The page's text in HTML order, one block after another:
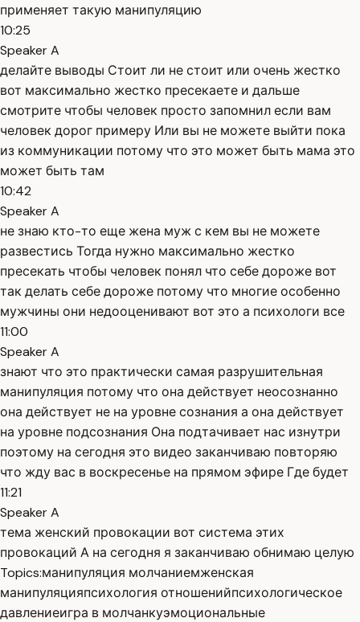
применяет такую манипуляцию
10:25
Speaker A
делайте выводы Стоит ли не стоит или очень жестко
вот максимально жестко пресекаете и дальше
смотрите чтобы человек просто запомнил если вам
человек дорог примеру Или вы не можете выйти пока
из коммуникации потому что это может быть мама это
может быть там
10:42
Speaker A
не знаю кто-то еще жена муж с кем вы не можете
развестись Тогда нужно максимально жестко
пресекать чтобы человек понял что себе дороже вот
так делать себе дороже потому что многие особенно
мужчины они недооценивают вот это а психологи все
11:00
Speaker A
знают что это практически самая разрушительная
манипуляция потому что она действует неосознанно
она действует не на уровне сознания а она действует
на уровне подсознания Она подтачивает нас изнутри
поэтому на сегодня это видео заканчиваю повторяю
что жду вас в воскресенье на прямом эфире Где будет
11:21
Speaker A
тема женский провокации вот система этих
провокаций А на сегодня я заканчиваю обнимаю целую
Topics:манипуляция молчаниемженская
манипуляцияпсихология отношенийпсихологическое
давлениеигра в молчанкуэмоциональные